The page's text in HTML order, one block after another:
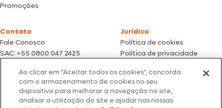
Promoções
Contato
Fale Conosco
SAC: +55 0800 047 2425
Jurídico
Política de cookies
Política de privacidade
Fotos meramente ilustrativas | Ofertas válidas enquanto durarem os
estoques dos nossos parceiros | Vendas sujeitas a análise e confirmação
de dados.
Os preços, promoções e condições de pagamento são válidos
Ao clicar em "Aceitar todos os cookies", concorda
com o armazenamento de cookies no seu
dispositivo para melhorar a navegação no site,
analisar a utilização do site e ajudar nas nossas